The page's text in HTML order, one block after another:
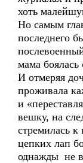
хоть
Но самым
последнего
мама
И отмеряя
проживала
и
вешку, на
стремилась
цепких лап
однажды не